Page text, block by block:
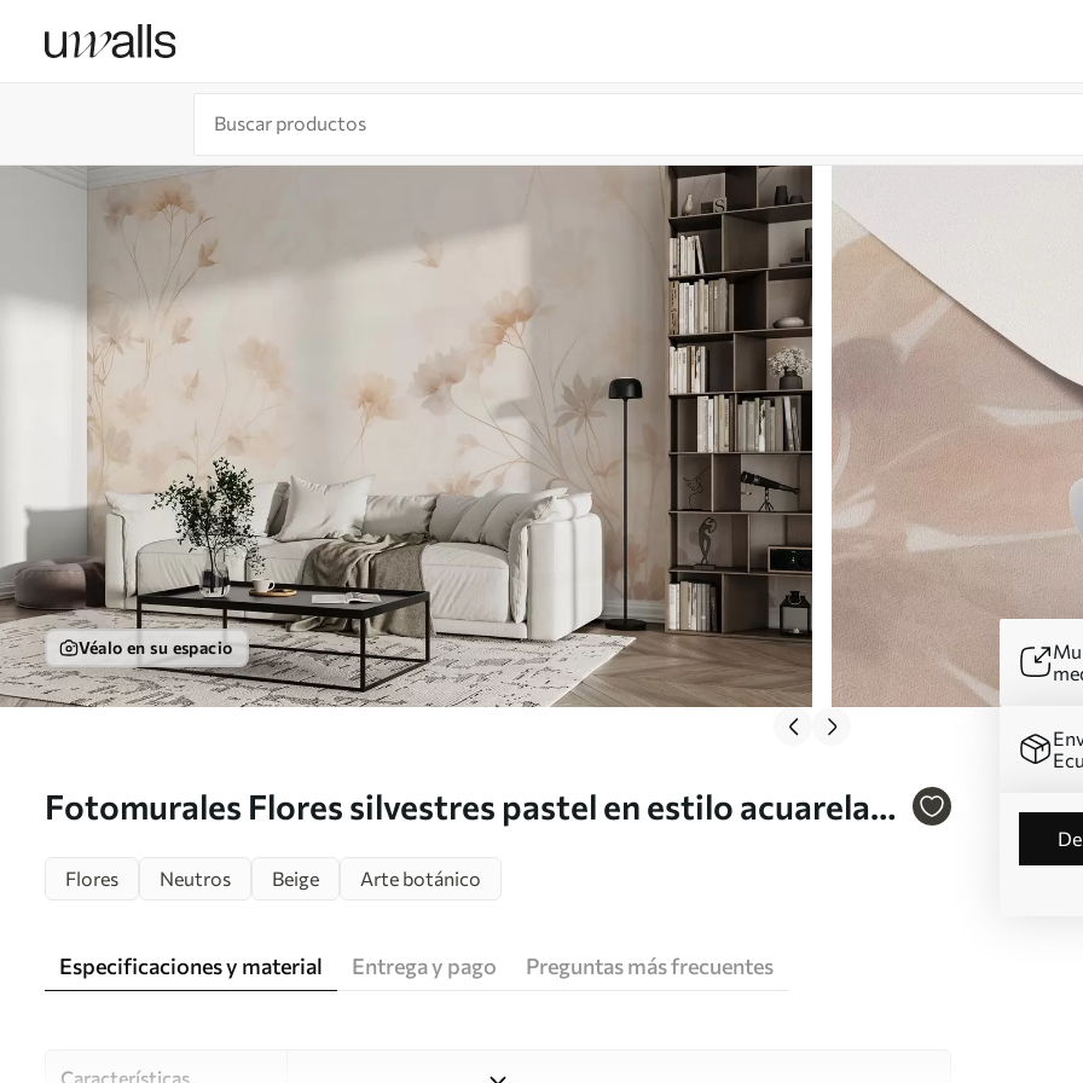
Véalo en su espacio
Fotomurales Flores silvestres pastel en estilo acuarela
Flores
Neutros Beige Arte botánico
Especificaciones y material Entrega y pago Preguntas más frecuentes
Características